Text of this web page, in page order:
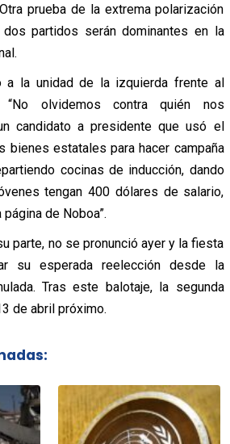
prueba de la extrema polarización
partidos serán dominantes en la
a la unidad de la izquierda frente al
“No olvidemos contra quién nos
candidato a presidente que usó el
bienes estatales para hacer campaña
cocinas de inducción, dando
tengan 400 dólares de salario,
de Noboa”.
parte, no se pronunció ayer y la fiesta
su esperada reelección desde la
Tras este balotaje, la segunda
de abril próximo.